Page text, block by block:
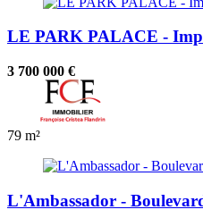
LE PARK PALACE -
3 700 000 €
79 m²
L'Ambassador -